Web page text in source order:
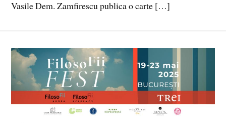
Vasile Dem. Zamfirescu publica o carte […]